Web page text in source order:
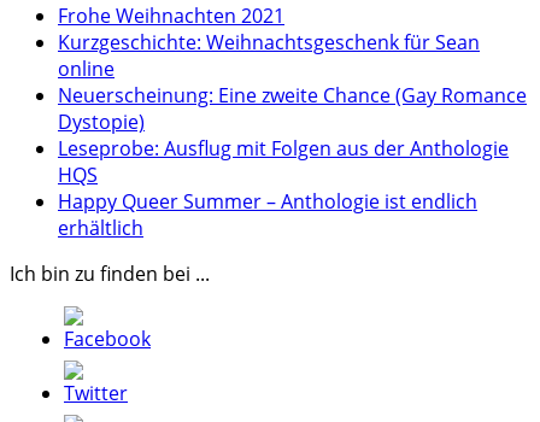
Frohe Weihnachten 2021
Kurzgeschichte: Weihnachtsgeschenk für Sean
online
Neuerscheinung: Eine zweite Chance (Gay Romance
Dystopie)
Leseprobe: Ausflug mit Folgen aus der Anthologie
HQS
Happy Queer Summer – Anthologie ist endlich
erhältlich
Ich bin zu finden bei ...